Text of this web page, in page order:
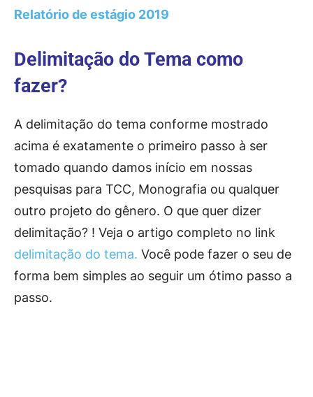
Relatório de estágio 2019
Delimitação do Tema como
fazer?
A delimitação do tema conforme mostrado
acima é exatamente o primeiro passo à ser
tomado quando damos início em nossas
pesquisas para TCC, Monografia ou qualquer
outro projeto do gênero. O que quer dizer
delimitação? ! Veja o artigo completo no link
delimitação do tema. Você pode fazer o seu de
forma bem simples ao seguir um ótimo passo a
passo.